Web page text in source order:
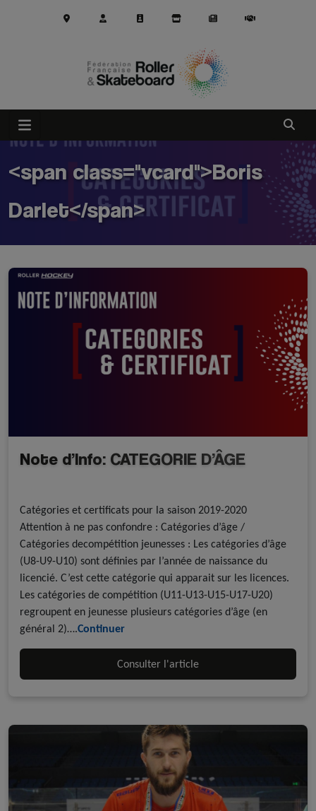
Ouvrir
<span class="vcard">Boris
Darlet</span>
Note d’Info: CATEGORIE D’ÂGE
Catégories et certificats pour la saison 2019-2020
Attention à ne pas confondre : Catégories d’âge /
Catégories decompétition jeunesses : Les catégories d’âge
(U8-U9-U10) sont définies par l’année de naissance du
licencié. C’est cette catégorie qui apparait sur les licences.
Les catégories de compétition (U11-U13-U15-U17-U20)
regroupent en jeunesse plusieurs catégories d’âge (en
général 2)….Continuer
Consulter l'article